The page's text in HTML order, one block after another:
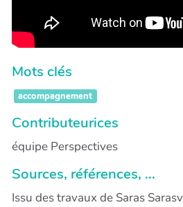
Mots clés
accompagnement
Contributeurices
équipe Perspectives
Sources, références, ...
Issu des travaux de Saras